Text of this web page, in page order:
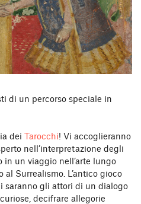
di un percorso speciale in
dei Tarocchi! Vi accoglieranno
nell’interpretazione degli
in un viaggio nell’arte lungo
Surrealismo. L’antico gioco
saranno gli attori di un dialogo
decifrare allegorie